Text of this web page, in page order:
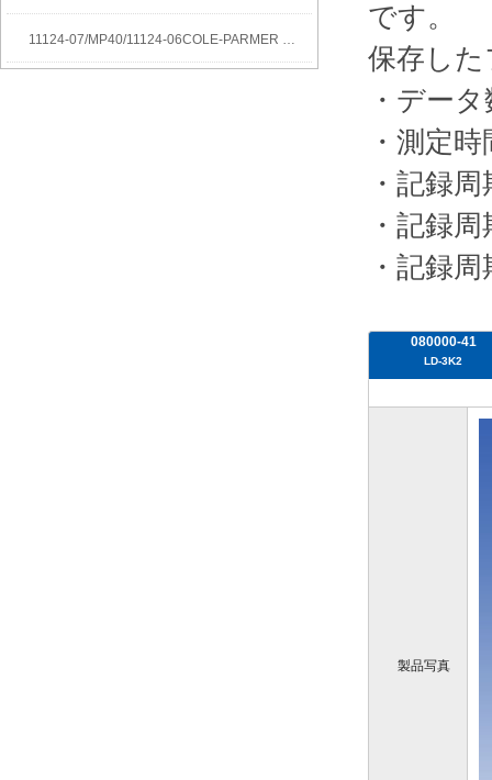
11124-07/MP40/11124-06COLE-PARMER SYMMETRY MB水分测定天平
です。
保存し
・デー
・測定
・記録
・記録
・記録
080000-41
LD-3K2
製品写真